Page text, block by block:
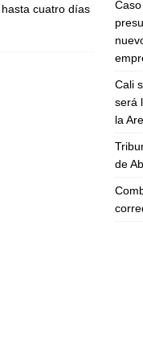
cuatro días
Cali
será
la
de